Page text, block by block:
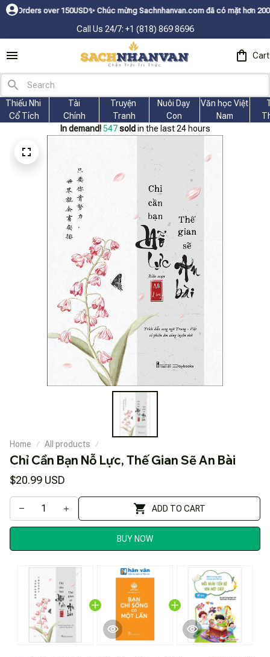
150USDㅤ✨Chúc mừng Sachnhanvan.com đã có mặt hơn 200 quốc gia
Call Us 24/7: +1 (818) 869 8696
Cart
Thiếu Nhi
Cổ Tích
Tài
Chính
Truyện
Tranh
Nuôi Dạy
Con
Văn học Việt
Nam
In demand! 549 sold in the last 24 hours
Home All products
Chỉ Cần Bạn Nỗ Lực, Thế Gian Sẽ An Bài
$20.99 USD
ADD TO CART
BUY NOW